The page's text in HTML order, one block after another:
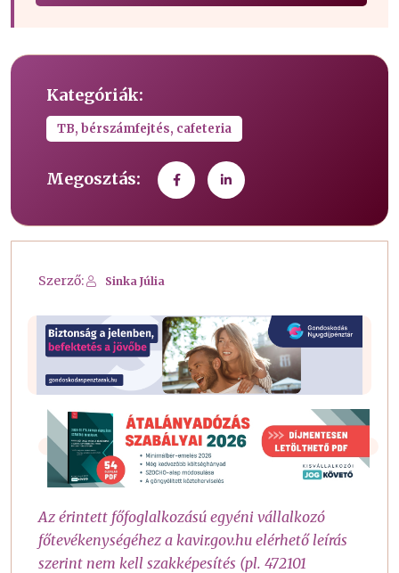
Kategóriák:
TB, bérszámfejtés, cafeteria
Megosztás:
Szerző: Sinka Júlia
Az érintett főfoglalkozású egyéni vállalkozó
főtevékenységéhez a kavir.gov.hu elérhető leírás
szerint nem kell szakképesítés (pl. 472101